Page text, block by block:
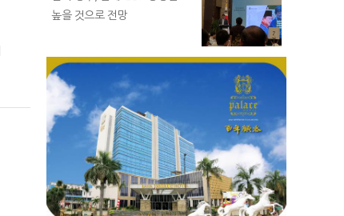
높을 것으로 전망